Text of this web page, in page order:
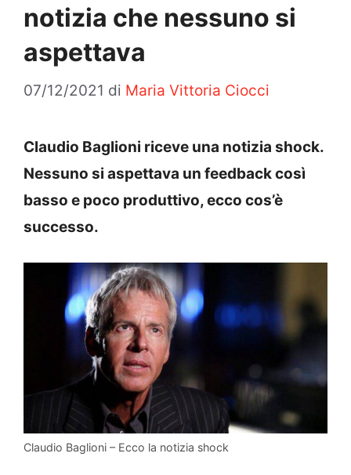
notizia che nessuno si
aspettava
07/12/2021 di Maria Vittoria Ciocci
Claudio Baglioni riceve una notizia shock.
Nessuno si aspettava un feedback così
basso e poco produttivo, ecco cos’è
successo.
Claudio Baglioni – Ecco la notizia shock